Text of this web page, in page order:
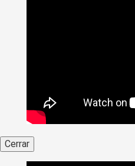
Cerrar